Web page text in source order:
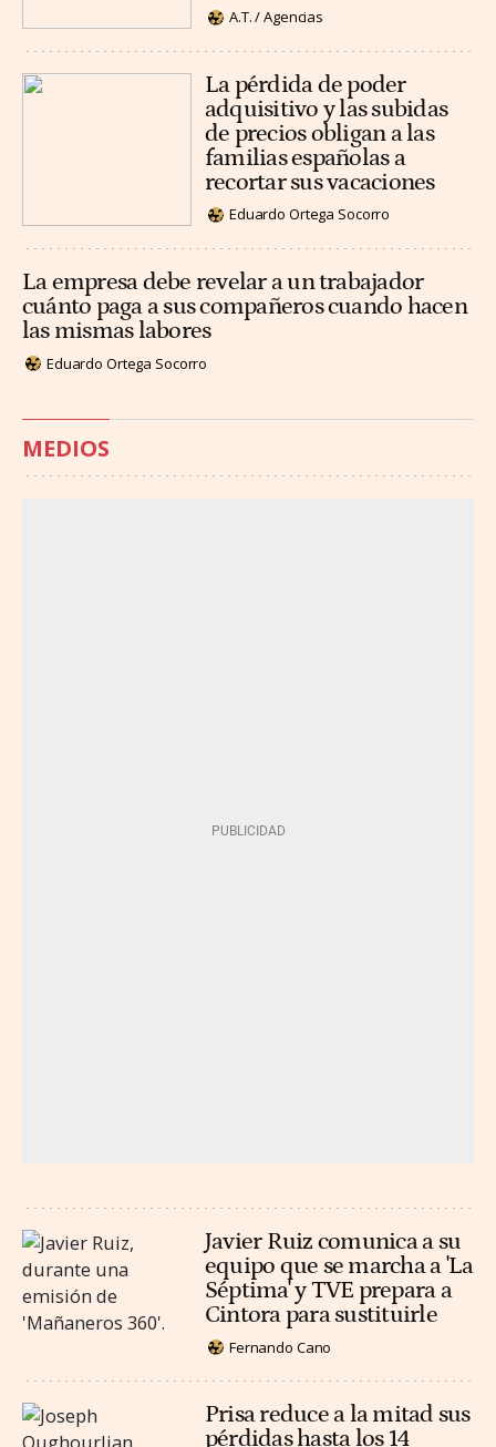
A.T. / Agencias
La pérdida de poder
adquisitivo y las subidas
de precios obligan a las
familias españolas a
recortar sus vacaciones
Eduardo Ortega Socorro
La empresa debe revelar a un trabajador
cuánto paga a sus compañeros cuando hacen
las mismas labores
Eduardo Ortega Socorro
MEDIOS
Javier Ruiz comunica a su
equipo que se marcha a 'La
Séptima' y TVE prepara a
Cintora para sustituirle
Fernando Cano
Prisa reduce a la mitad sus
pérdidas hasta los 14